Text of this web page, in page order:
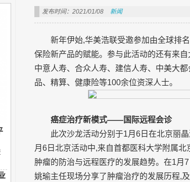
发布时间：2021/01/08 新闻
新年伊始,华美浩联受邀参加由全球排
保险新产品的赋能。参与此活动的还有来
中意人寿、合众人寿、建信人寿、中美大
品、精算、健康险等100余位资深人士。
癌症治疗新模式——国际远程会诊
此次沙龙活动分别于1月6日在北京丽
月6日北京活动中,来自首都医科大学附属
肿瘤的防治与远程医疗的发展趋势。在1月
姚瑜主任现场分享了肿瘤治疗的发展历程,